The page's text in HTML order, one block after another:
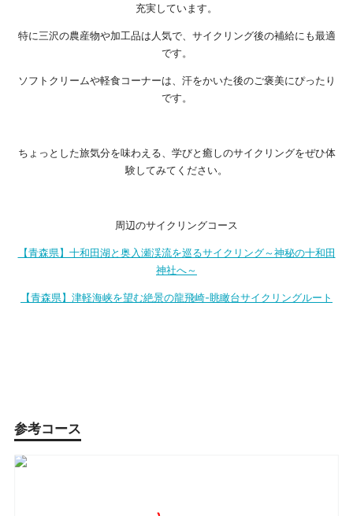
充実しています。
特に三沢の農産物や加工品は人気で、サイクリング後の補給にも最適
です。
ソフトクリームや軽食コーナーは、汗をかいた後のご褒美にぴったり
です。
ちょっとした旅気分を味わえる、学びと癒しのサイクリングをぜひ体
験してみてください。
周辺のサイクリングコース
【青森県】十和田湖と奥入瀬渓流を巡るサイクリング～神秘の十和田
神社へ～
【青森県】津軽海峡を望む絶景の龍飛崎-眺瞰台サイクリングルート
参考コース